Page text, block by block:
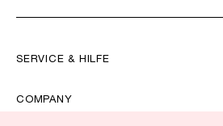
SERVICE & HILFE
COMPANY